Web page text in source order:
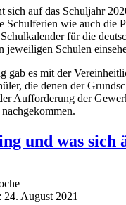
sich auf das Schuljahr
Schulferien wie auch die
für die
jeweiligen Schulen
gab es mit der
die denen der
Aufforderung der
und was sich
August 2021